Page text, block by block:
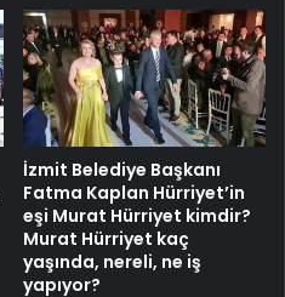
İzmit Belediye Başkanı
Fatma Kaplan Hürriyet’in
eşi Murat Hürriyet kimdir?
Murat Hürriyet kaç
yaşında, nereli, ne iş
yapıyor?